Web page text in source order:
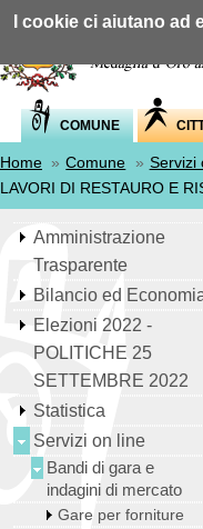
COMUNE
Home » Comune » Servizi
LAVORI DI RESTAURO E
Amministrazione
Trasparente
Bilancio ed
Elezioni 2022 -
POLITICHE 25
SETTEMBRE 2022
Statistica
Servizi on line
Bandi di gara e
indagini di mercato
Gare per forniture
I cookie ci aiutano